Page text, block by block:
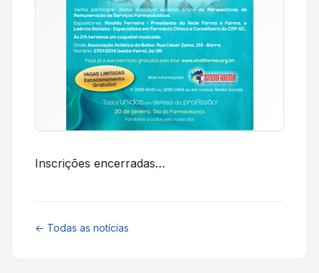
Inscrições encerradas…
← Todas as notícias